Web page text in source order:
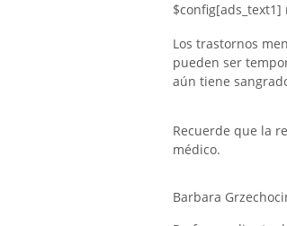
Los trastornos
pueden ser
aún tiene
Recuerde que la
médico.
Barbara